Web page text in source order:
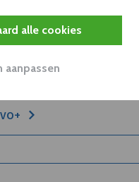
alle cookies
aanpassen
maar dat men u ook
u het maximale te halen uit